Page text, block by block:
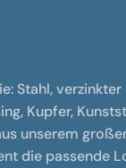
Stahl, verzinkter
Kupfer,
unserem
die passende